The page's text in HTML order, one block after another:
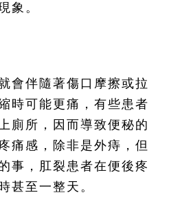
象。
會伴隨著傷口摩擦或拉
時可能更痛，有些患者
廁所，因而導致便秘的
痛感，除非是外痔，但
事，肛裂患者在便後疼
甚至一整天。